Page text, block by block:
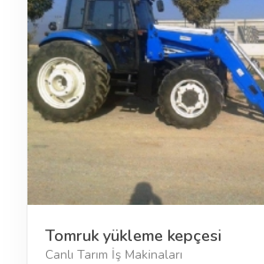
Tomruk yükleme kepçesi
Canlı Tarım İş Makinaları